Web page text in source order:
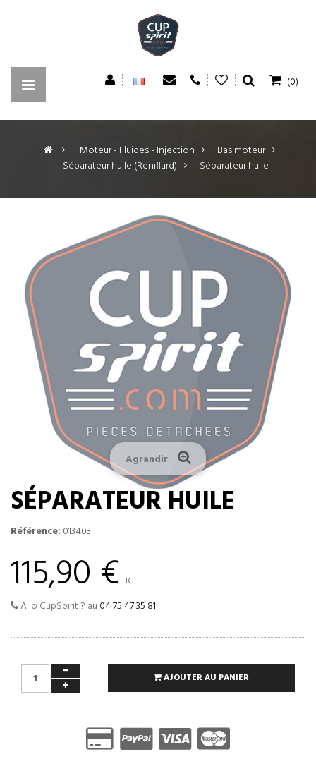
(0)
> Moteur - Fluides - Injection >
Bas moteur
Séparateur huile (Reniflard) > Séparateur huile
Agrandir
SÉPARATEUR HUILE
Référence: 013403
115,90 € TTC
Allo CupSpirit ? au 04 75 47 35 81
AJOUTER AU PANIER